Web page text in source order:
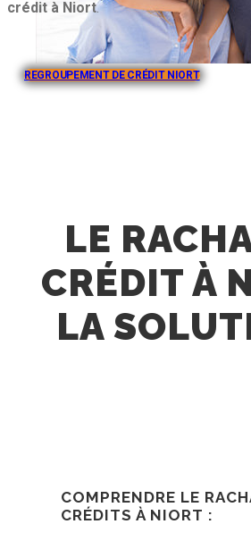
crédit à Niort.
REGROUPEMENT DE CRÉDIT NIORT
LE
CRÉDIT À
LA
COMPRENDRE LE
CRÉDITS À NIORT :